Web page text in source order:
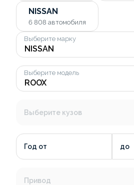
NISSAN
6 808 автомобиля
Выберите марку
Выберите модель
Выберите кузов
Год от до
Привод